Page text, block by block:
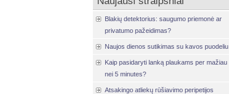
Blakių detektorius: saugumo priemonė ar
privatumo pažeidimas?
Naujos dienos sutikimas su kavos puodeliu
Kaip pasidaryti lanką plaukams per mažiau
nei 5 minutes?
Atsakingo atliekų rūšiavimo peripetijos